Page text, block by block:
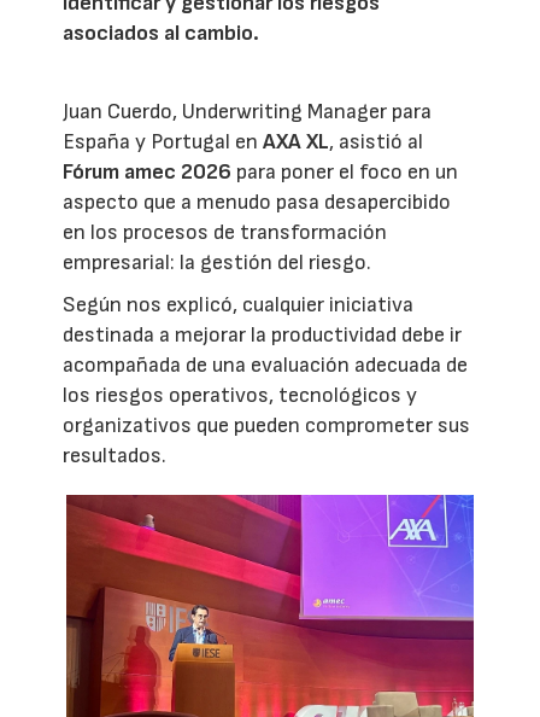
asociados al cambio.
Juan Cuerdo, Underwriting Manager para
España y Portugal enAXA XL, asistió al
Fórum amec 2026 para poner el foco en un
aspecto que a menudo pasa desapercibido
en los procesos de transformación
empresarial: la gestión del riesgo.
Según nos explicó, cualquier iniciativa
destinada a mejorar la productividad debe ir
acompañada de una evaluación adecuada de
los riesgos operativos, tecnológicos y
organizativos que pueden comprometer sus
resultados.